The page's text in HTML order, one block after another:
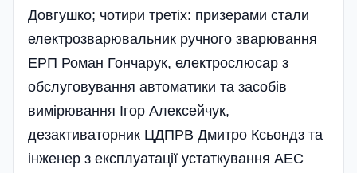
Довгушко; чотири третіх: призерами стали
електрозварювальник ручного зварювання
ЕРП Роман Гончарук, електрослюсар з
обслуговування автоматики та засобів
вимірювання Ігор Алексейчук,
дезактиваторник ЦДПРВ Дмитро Ксьондз та
інженер з експлуатації устаткування АЕС